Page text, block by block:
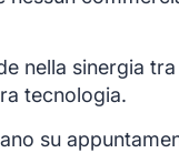
nella sinergia
tecnologia.
su